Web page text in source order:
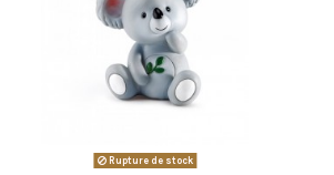
Rupture de stock